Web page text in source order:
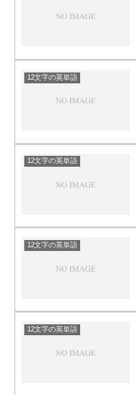
12文字の英単語
12文字の英単語
12文字の英単語
12文字の英単語